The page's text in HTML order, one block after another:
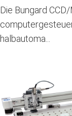
Die Bungard
halbautoma...